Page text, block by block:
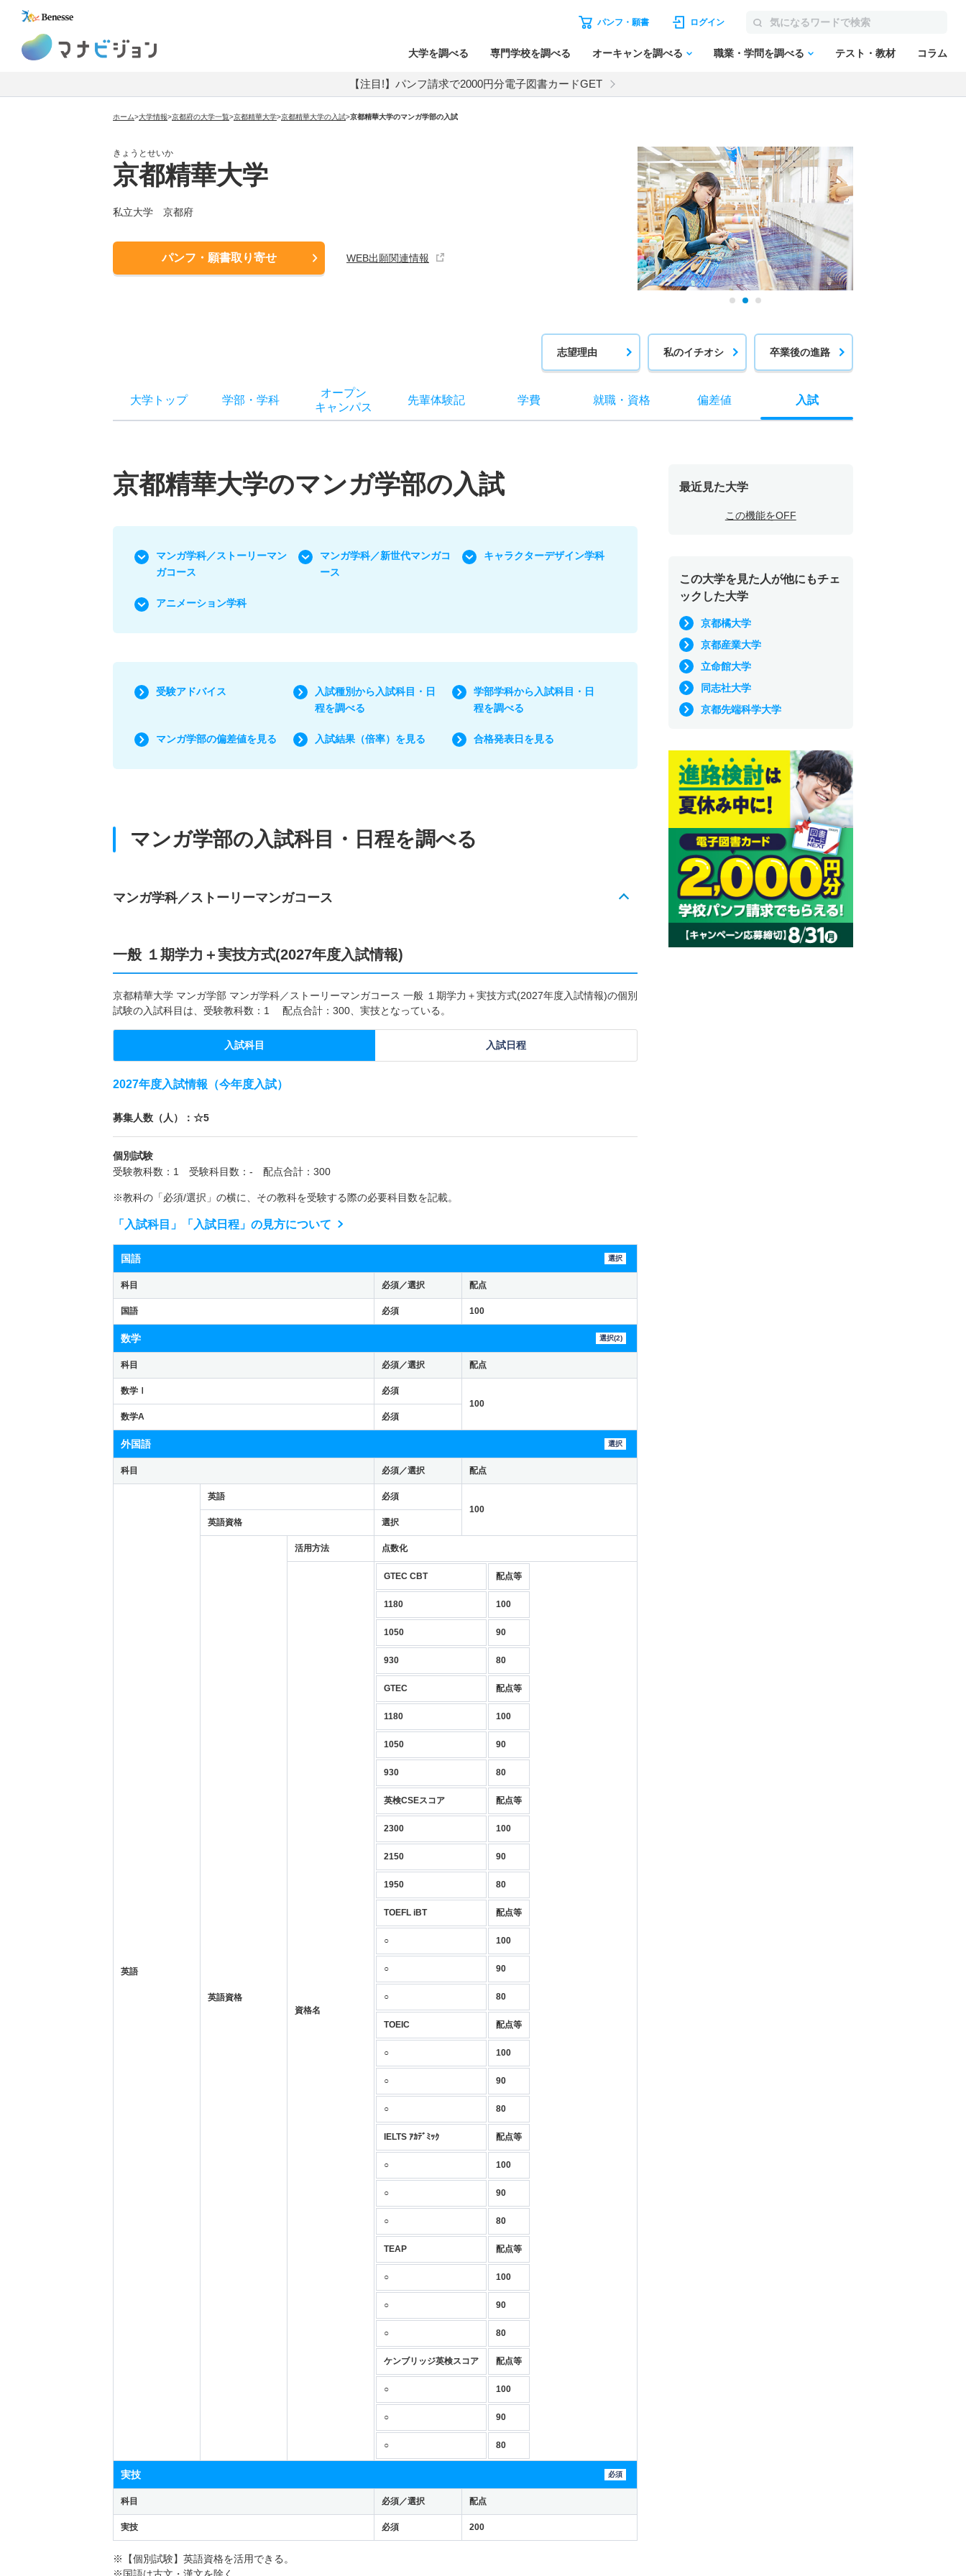
パンフ・願書 ログイン
大学を調べる 専門学校を調べる オーキャンを調べる 職業・学問を調べる テスト・教材 コラム
【注目!】パンフ請求で2000円分電子図書カードGET
ホーム>大学情報>京都府の大学一覧>京都精華大学>京都精華大学の入試>京都精華大学のマンガ学部の入試
きょうとせいか
京都精華大学
私立大学 京都府
パンフ・願書取り寄せ WEB出願関連情報
志望理由 私のイチオシ 卒業後の進路
大学トップ 学部 ・ 学科
オープン
キャンパス
先輩体験記 学費 就職・ 資格 偏差値 入試
京都精華大学のマンガ学部の入試
マンガ学科／ストーリーマン
ガコース
マンガ学科／新世代マンガコ
ース
キャラクターデザイン学科
アニメーション学科
受験アドバイス
入試種別から入試科目・日
程を調べる
学部学科から入試科目・日
程を調べる
マンガ学部の偏差値を見る 入試結果（倍率）を見る 合格発表日を見る
マンガ学部の入試科目・日程を調べる
マンガ学科／ストーリーマンガコース
一般 １期学力＋実技方式(2027年度入試情報)
京都精華大学 マンガ学部 マンガ学科／ストーリーマンガコース 一般 １期学力＋実技方式(2027年度入試情報)の個別
試験の入試科目は、受験教科数：1 配点合計：300、実技となっている。
入試科目 入試日程
2027年度入試情報（今年度入試）
募集人数（人）：☆5
個別試験
受験教科数：1 受験科目数：- 配点合計：300
※教科の「必須/選択」の横に、その教科を受験する際の必要科目数を記載。
「入試科目」「入試日程」の見方について
国語 選択
科目 必須／選択 配点
国語 必須 100
数学 選択(2)
科目 必須／選択 配点
数学Ⅰ
必須
100
数学A
必須
外国語 選択
科目 必須／選択 配点
英語
英語
必須
100
英語資格
選択
英語資格
活用方法 点数化
資格名
GTEC CBT 配点等
1180 100
1050 90
930 80
GTEC 配点等
1180 100
1050 90
930 80
英検CSEスコア 配点等
2300 100
2150 90
1950 80
TOEFL iBT 配点等
○ 100
○ 90
○ 80
TOEIC 配点等
○ 100
○ 90
○ 80
IELTS ｱｶﾃﾞﾐｯｸ 配点等
○ 100
○ 90
○ 80
TEAP 配点等
○ 100
○ 90
○ 80
ケンブリッジ英検スコア 配点等
○ 100
○ 90
○ 80
実技 必須
科目 必須／選択 配点
実技 必須 200
※【個別試験】英語資格を活用できる。
※国語は古文・漢文を除く
最近見た大学
この機能をOFF
この大学を見た人が他にもチェ
ックした大学
京都橘大学
京都産業大学
立命館大学
同志社大学
京都先端科学大学